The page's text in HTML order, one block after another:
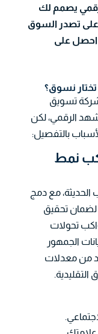
يصمم لك
تصدر السوق
احصل على
نسوق؟
تسويق
الرقمي، لكن
بالتفصيل:
نمط
مع دمج
لضمان تحقيق
تحولات
الجمهور
من معدلات